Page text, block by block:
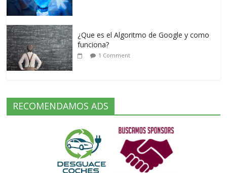
¿Que es el Algoritmo de Google y como
funciona?
1 Comment
RECOMENDAMOS ADS